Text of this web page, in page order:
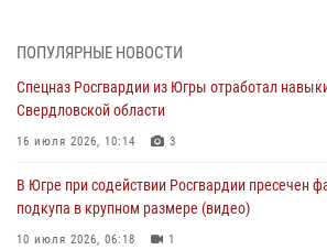
Военнослужащие Росгвардии сбили дрон-
направлении
Офицеры Росгвардии и ветераны войск
память генерала армии Ивана Кирилловича
ПОПУЛЯРНЫЕ НОВОСТИ
Спецназ Росгвардии из Югры отработал
Свердловской области
16 июля 2026, 10:14 3
В Югре при содействии Росгвардии пресечен
подкупа в крупном размере (видео)
10 июля 2026, 06:18 1